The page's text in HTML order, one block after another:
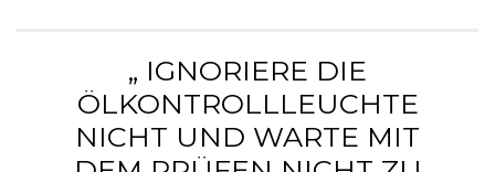
„ IGNORIERE DIE
ÖLKONTROLLLEUCHTE
NICHT UND WARTE MIT